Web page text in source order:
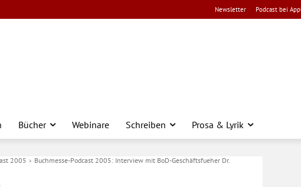
Newsletter Podcast bei
Bücher Webinare Schreiben Prosa & Lyrik
2005
Buchmesse-Podcast 2005: Interview mit BoD-Geschäftsfueher Dr.